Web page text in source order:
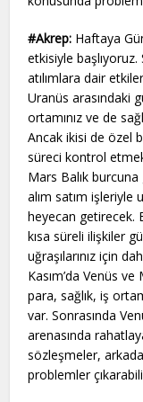
#Akrep: Haftaya
etkisiyle başlıyoruz.
atılımlara dair
Uranüs arasındaki
ortamınız ve de
Ancak ikisi de özel
süreci kontrol
Mars Balık
alım satım işleriyle
heyecan getirecek.
kısa süreli ilişkiler
uğraşılarınız için
Kasım’da Venüs
para, sağlık, iş
var. Sonrasında
arenasında
sözleşmeler,
problemler